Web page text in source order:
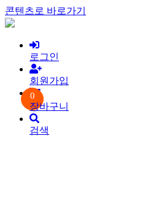
콘텐츠로 바로가기
로그인
회원가입
0
장바구니
검색